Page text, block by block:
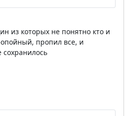
из которых не понятно кто и
пропил все, и
сохранилось